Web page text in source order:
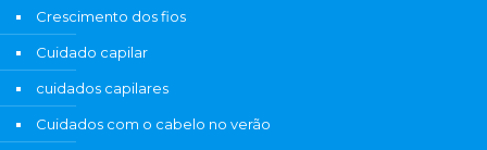
Crescimento dos fios
Cuidado capilar
cuidados capilares
Cuidados com o cabelo no verão